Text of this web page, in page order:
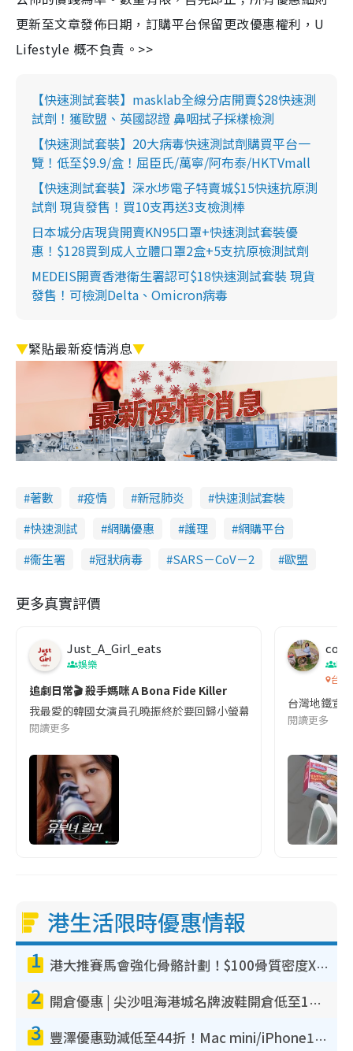
更新至文章發佈日期，訂購平台保留更改優惠權利，U
Lifestyle 概不負責。>>
【快速測試套裝】masklab全線分店開賣$28快速測
試劑！獲歐盟、英國認證 鼻咽拭子採樣檢測
【快速測試套裝】20大病毒快速測試劑購買平台一
覽！低至$9.9/盒！屈臣氏/萬寧/阿布泰/HKTVmall
【快速測試套裝】深水埗電子特賣城$15快速抗原測
試劑 現貨發售！買10支再送3支檢測棒
日本城分店現貨開賣KN95口罩+快速測試套裝優
惠！$128買到成人立體口罩2盒+5支抗原檢測試劑
MEDEIS開賣香港衛生署認可$18快速測試套裝 現貨
發售！可檢測Delta、Omicron病毒
▼緊貼最新疫情消息▼
著數 疫情 新冠肺炎
快速測試套裝
快速測試
網購優惠 護理
網購平台
衞生署
冠狀病毒 SARS－CoV－2 歐盟
更多真實評價
Just_A_Girl_eats
娛樂
追劇日常🎬 殺手媽咪 A Bona Fide Killer
我最愛的韓國女演員孔曉振終於要回歸小螢幕啦!這次的劇本改編
閱讀更多
co
吹
台灣
台灣地鐵宣
閱讀更多
港生活限時優惠情報
1 港大推賽馬會強化骨骼計劃！$100骨質密度X光檢查 完成免費運動訓練送超市禮券！附參加資格
2 開倉優惠 | 尖沙咀海港城名牌波鞋開倉低至1折！On鞋$899起／Joy&Peace鞋履$98起
3 豐澤優惠勁減低至44折！Mac mini/iPhone17Pro大減價！廚房家電$220起